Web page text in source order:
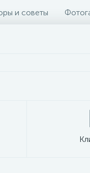
и советы